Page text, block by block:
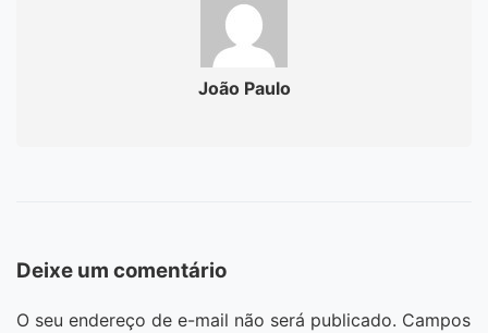
João Paulo
Deixe um comentário
O seu endereço de e-mail não será publicado. Campos